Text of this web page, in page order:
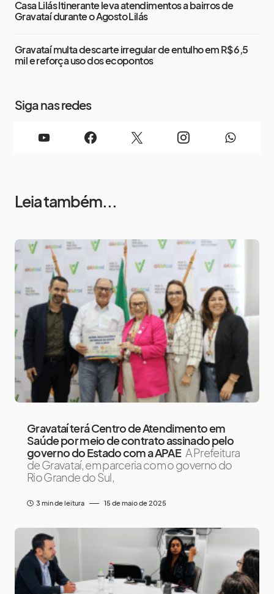
Casa Lilás Itinerante leva atendimentos a bairros de
Gravataí durante o Agosto Lilás
Gravataí multa descarte irregular de entulho em R$ 6,5
mil e reforça uso dos ecopontos
Siga nas redes
Leia também...
Gravataí terá Centro de Atendimento em
Saúde por meio de contrato assinado pelo
governo do Estado com a APAE A Prefeitura
de Gravataí, em parceria com o governo do
Rio Grande do Sul,
3 min de leitura 15 de maio de 2025